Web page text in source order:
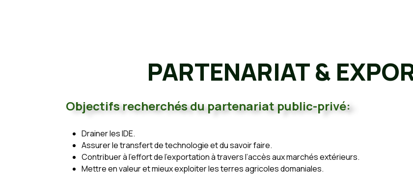
PARTENARIAT &
Objectifs recherchés du partenariat public-privé:
Drainer les IDE.
Assurer le transfert de technologie et du savoir faire.
Contribuer à l'effort de l'exportation à travers l’accès aux marchés extérieurs.
Mettre en valeur et mieux exploiter les terres agricoles domaniales.